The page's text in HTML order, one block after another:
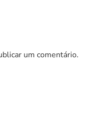
um comentário.